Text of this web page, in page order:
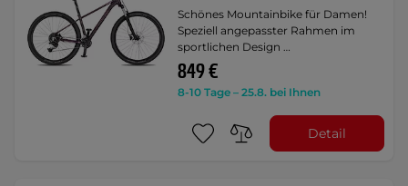
Schönes Mountainbike für Damen!
Speziell angepasster Rahmen im
sportlichen Design …
849 €
8-10 Tage – 25.8. bei Ihnen
Detail